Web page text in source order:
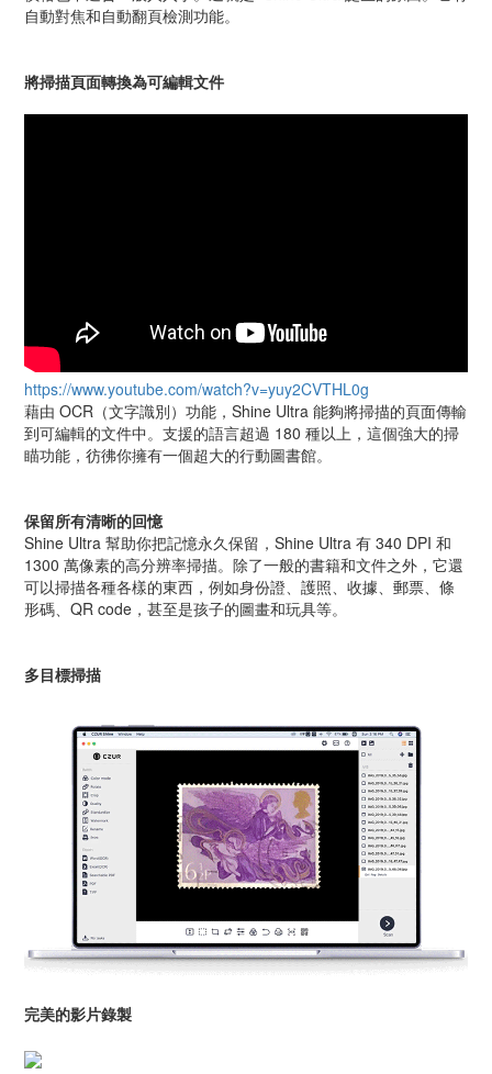
自動對焦和自動翻頁檢測功能。
將掃描頁面轉換為可編輯文件
https://www.youtube.com/watch?v=yuy2CVTHL0g
藉由 OCR（文字識別）功能，Shine Ultra 能夠將掃描的頁面傳輸
到可編輯的文件中。支援的語言超過 180 種以上，這個強大的掃
瞄功能，彷彿你擁有一個超大的行動圖書館。
保留所有清晰的回憶
Shine Ultra 幫助你把記憶永久保留，Shine Ultra 有 340 DPI 和
1300 萬像素的高分辨率掃描。除了一般的書籍和文件之外，它還
可以掃描各種各樣的東西，例如身份證、護照、收據、郵票、條
形碼、QR code，甚至是孩子的圖畫和玩具等。
多目標掃描
完美的影片錄製